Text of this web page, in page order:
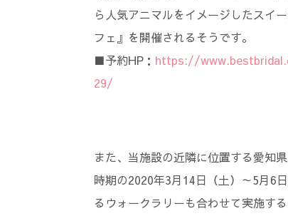
ら人気アニマルをイメージしたス
フェ』を開催されるそうです。
■予約HP： https://
29/
また、当施設の近隣に位置する愛知
時期の2020年3月14日（土）～5月6
るウォークラリーも合わせて実施す